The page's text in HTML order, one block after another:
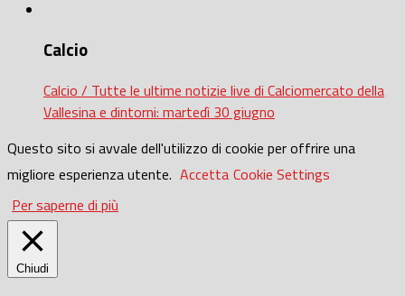
Calcio
Calcio / Tutte le ultime notizie live di Calciomercato della
Vallesina e dintorni: martedì 30 giugno
Questo sito si avvale dell'utilizzo di cookie per offrire una
migliore esperienza utente. Accetta Cookie Settings
Per saperne di più
Chiudi